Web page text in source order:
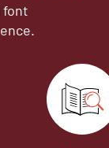
font